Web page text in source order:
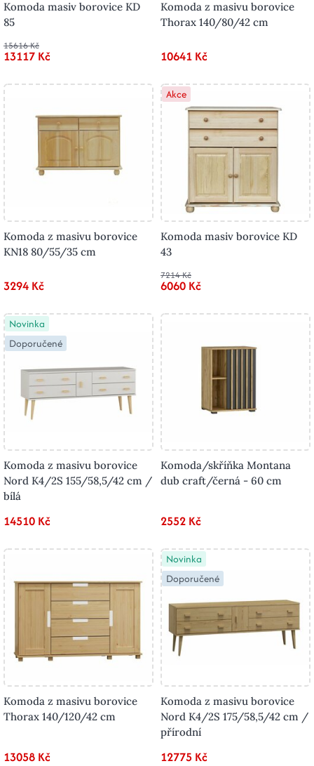
Komoda masiv borovice KD
85
15616 Kč
13117 Kč
Komoda z masivu borovice
Thorax 140/80/42 cm
10641 Kč
Komoda z masivu borovice
KN18 80/55/35 cm
3294 Kč
Akce
Komoda masiv borovice KD
43
7214 Kč
6060 Kč
Novinka
Doporučené
Komoda z masivu borovice
Nord K4/2S 155/58,5/42 cm /
bílá
14510 Kč
Komoda/skříňka Montana
dub craft/černá - 60 cm
2552 Kč
Komoda z masivu borovice
Thorax 140/120/42 cm
13058 Kč
Novinka
Doporučené
Komoda z masivu borovice
Nord K4/2S 175/58,5/42 cm /
přírodní
12775 Kč